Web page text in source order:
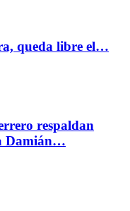
queda libre el…
respaldan
Damián…